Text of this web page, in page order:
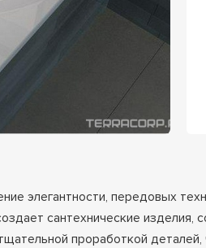
элегантности, передовых
сантехнические
проработкой